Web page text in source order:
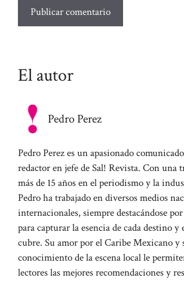
El autor
Pedro Perez
Pedro Perez es un apasionado
redactor en jefe de Sal! Revista. Con una
más de 15 años en el periodismo y la
Pedro ha trabajado en diversos medios
internacionales, siempre destacándose
para capturar la esencia de cada destino y
cubre. Su amor por el Caribe Mexicano y
conocimiento de la escena local le
lectores las mejores recomendaciones y